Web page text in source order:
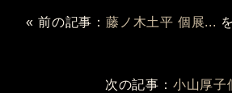
« 前の記事：藤ノ木土平 個展...
次の記事： 小山厚